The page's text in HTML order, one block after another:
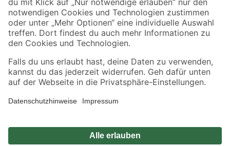
Jetzt die toom-App herunterladen
Alle Preisangaben in EUR inkl. gesetzl. MwSt.. Die dargestellten Angebote sind unter
Umständen nicht in allen Märkten verfügbar. Die angegebenen Verfügbarkeiten beziehen
Produkte nur solange der Vorrat reicht.
*Paketversand ab 59 € versandkostenfrei, gilt nicht für Artikel mit Speditionsversand, hier
Privatsphäre Impressum